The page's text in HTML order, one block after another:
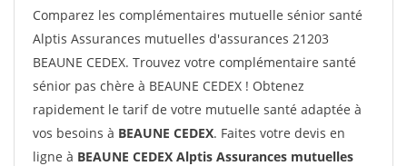
Comparez les complémentaires mutuelle sénior santé
Alptis Assurances mutuelles d'assurances 21203
BEAUNE CEDEX. Trouvez votre complémentaire santé
sénior pas chère à BEAUNE CEDEX ! Obtenez
rapidement le tarif de votre mutuelle santé adaptée à
vos besoins à BEAUNE CEDEX. Faites votre devis en
ligne à BEAUNE CEDEX Alptis Assurances mutuelles